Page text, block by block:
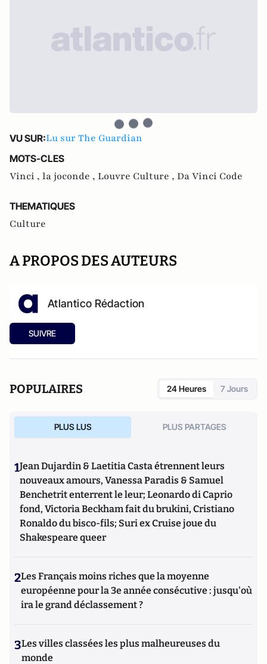
VU SUR:Lu sur The Guardian
MOTS-CLES
Vinci , la joconde , Louvre Culture , Da Vinci Code
THEMATIQUES
Culture
A PROPOS DES AUTEURS
Atlantico Rédaction
SUIVRE
POPULAIRES 24 Heures 7 Jours
PLUS LUS PLUS PARTAGES
1Jean Dujardin & Laetitia Casta étrennent leurs
nouveaux amours, Vanessa Paradis & Samuel
Benchetrit enterrent le leur; Leonardo di Caprio
fond, Victoria Beckham fait du brukini, Cristiano
Ronaldo du bisco-fils; Suri ex Cruise joue du
Shakespeare queer
2Les Français moins riches que la moyenne
européenne pour la 3e année consécutive : jusqu'où
ira le grand déclassement ?
3Les villes classées les plus malheureuses du
monde